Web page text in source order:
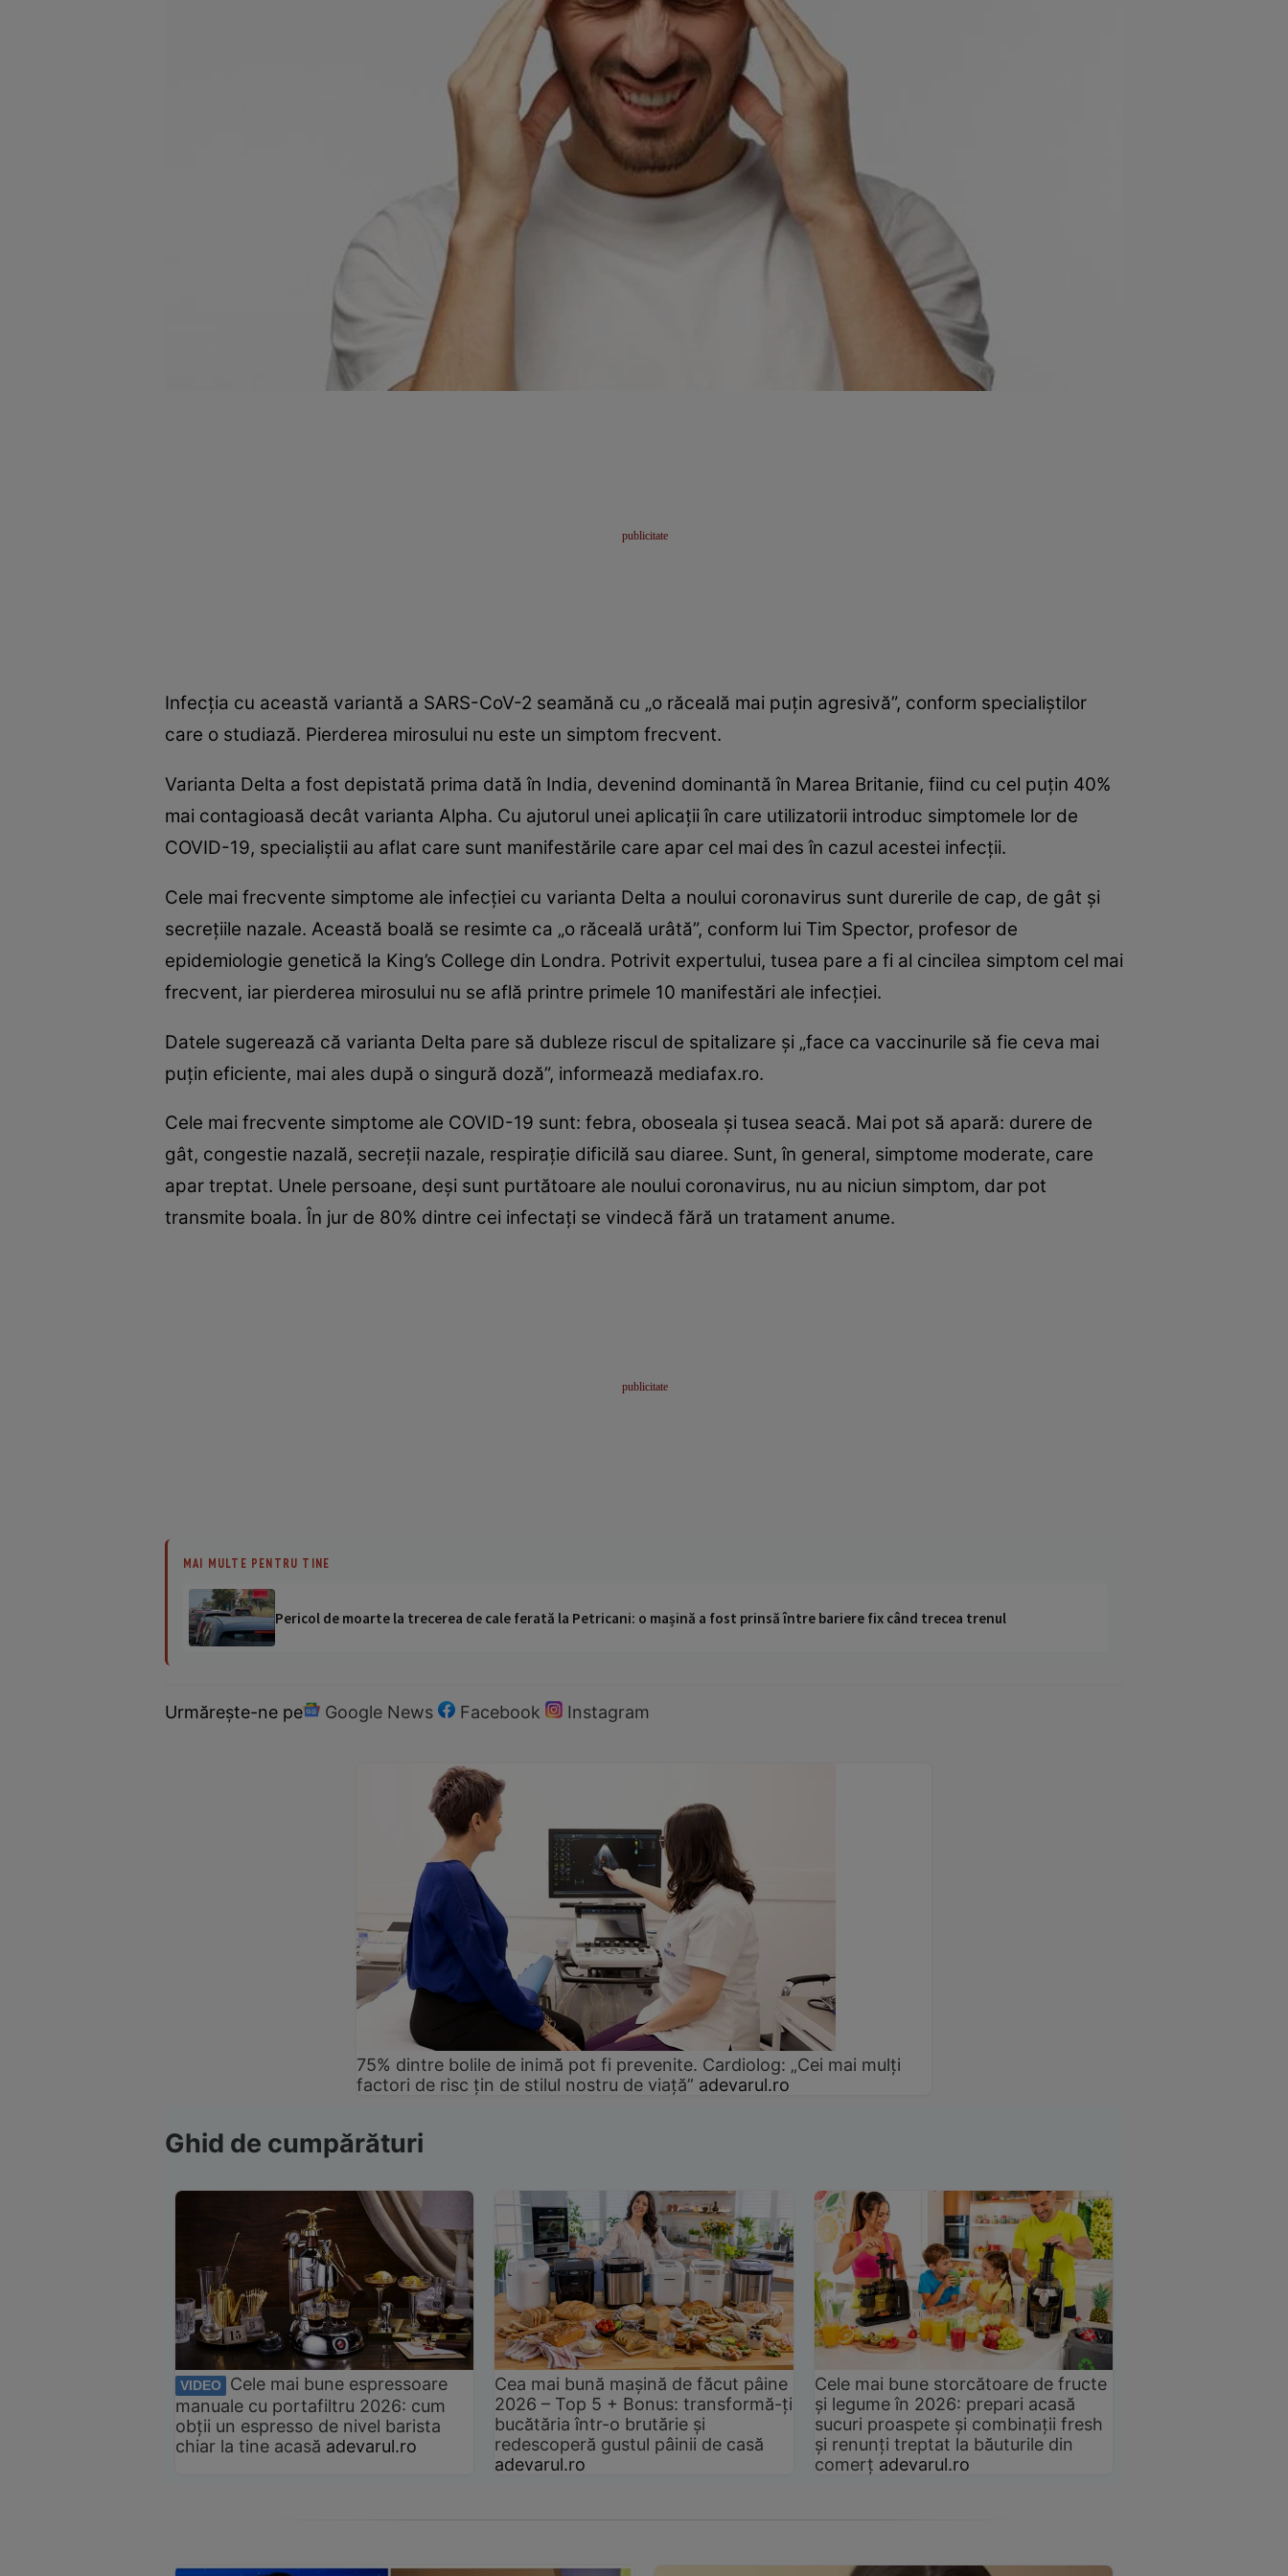
Infecţia cu această variantă a SARS-CoV-2 seamănă cu „o răceală mai puţin agresivă”, conform specialiştilor
care o studiază. Pierderea mirosului nu este un simptom frecvent.
Varianta Delta a fost depistată prima dată în India, devenind dominantă în Marea Britanie, fiind cu cel puţin 40%
mai contagioasă decât varianta Alpha. Cu ajutorul unei aplicaţii în care utilizatorii introduc simptomele lor de
COVID-19, specialiştii au aflat care sunt manifestările care apar cel mai des în cazul acestei infecţii.
Cele mai frecvente simptome ale infecţiei cu varianta Delta a noului coronavirus sunt durerile de cap, de gât şi
secreţiile nazale. Această boală se resimte ca „o răceală urâtă”, conform lui Tim Spector, profesor de
epidemiologie genetică la King’s College din Londra. Potrivit expertului, tusea pare a fi al cincilea simptom cel mai
frecvent, iar pierderea mirosului nu se află printre primele 10 manifestări ale infecţiei.
Datele sugerează că varianta Delta pare să dubleze riscul de spitalizare şi „face ca vaccinurile să fie ceva mai
puţin eficiente, mai ales după o singură doză”, informează mediafax.ro.
Cele mai frecvente simptome ale COVID-19 sunt: febra, oboseala şi tusea seacă. Mai pot să apară: durere de
gât, congestie nazală, secreţii nazale, respiraţie dificilă sau diaree. Sunt, în general, simptome moderate, care
apar treptat. Unele persoane, deşi sunt purtătoare ale noului coronavirus, nu au niciun simptom, dar pot
transmite boala. În jur de 80% dintre cei infectaţi se vindecă fără un tratament anume.
MAI MULTE PENTRU TINE
Pericol de moarte la trecerea de cale ferată la Petricani: o mașină a fost prinsă între bariere fix când trecea trenul
Urmărește-ne pe Google News Facebook Instagram
75% dintre bolile de inimă pot fi prevenite. Cardiolog: „Cei mai mulți
factori de risc țin de stilul nostru de viață” adevarul.ro
Ghid de cumpărături
VIDEO
Cele mai bune espressoare
manuale cu portafiltru 2026: cum
obții un espresso de nivel barista
chiar la tine acasă adevarul.ro
Cea mai bună mașină de făcut pâine
2026 – Top 5 + Bonus: transformă-ți
bucătăria într-o brutărie și
redescoperă gustul pâinii de casă
adevarul.ro
Cele mai bune storcătoare de fructe
și legume în 2026: prepari acasă
sucuri proaspete și combinații fresh
și renunți treptat la băuturile din
comerț adevarul.ro